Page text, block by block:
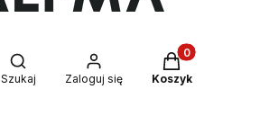
Otwórz wyszukiwarkę
Szukaj Zaloguj się
Produkty w
Koszyk